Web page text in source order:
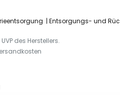
Entsorgungs- und
des Herstellers.